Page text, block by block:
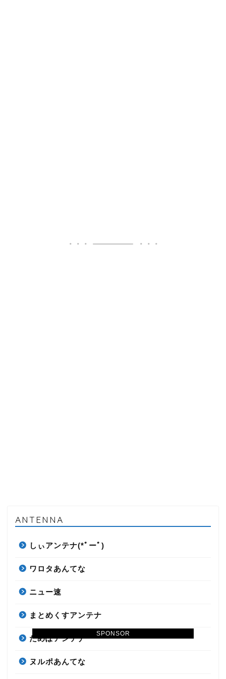
SPONSOR
ANTENNA
しぃアンテナ(*ﾟーﾟ)
ワロタあんてな
ニュー速
まとめくすアンテナ
だめぽアンテナ
ヌルポあんてな